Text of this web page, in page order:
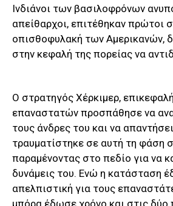
Ινδιάνοι των βασιλοφρόνων
απείθαρχοι, επιτέθηκαν πρώτοι
οπισθοφυλακή των Αμερικανών,
στην κεφαλή της πορείας να
Ο στρατηγός Χέρκιμερ,
επαναστατών προσπάθησε να
τους άνδρες του και να
τραυματίστηκε σε αυτή τη φάση
παραμένοντας στο πεδίο για να
δυνάμεις του. Ενώ η κατάσταση
απελπιστική για τους
μπόρα έδωσε χρόνο και στις δύο